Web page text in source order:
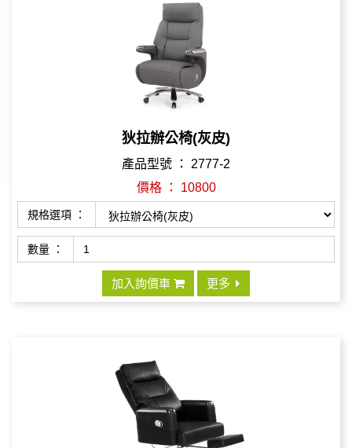
狄拉辦公椅(灰皮)
產品型號 ： 2777-2
價格 ： 10800
規格選項 ：
數量 ：
加入詢價車 更多